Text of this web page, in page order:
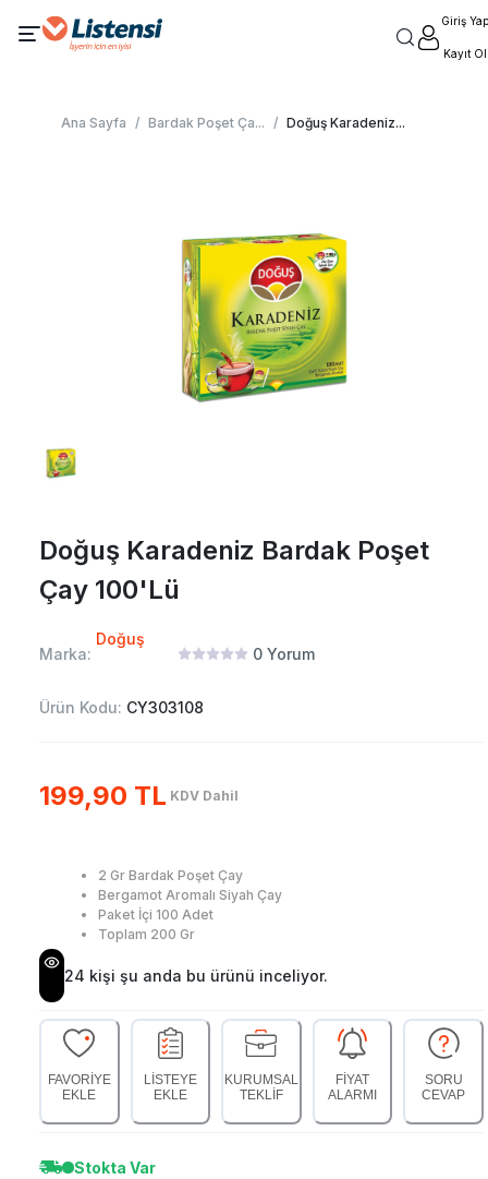
Giriş Yap
Kayıt Ol
Ana Sayfa / Bardak Poşet Ça... / Doğuş Karadeniz...
Doğuş Karadeniz Bardak Poşet
Çay 100'Lü
Marka:
Doğuş
0 Yorum
Ürün Kodu: CY303108
199,90 TL KDV Dahil
2 Gr Bardak Poşet Çay
Bergamot Aromalı Siyah Çay
Paket İçi 100 Adet
Toplam 200 Gr
24 kişi şu anda bu ürünü inceliyor.
FAVORİYE
EKLE
LİSTEYE
EKLE
KURUMSAL
TEKLİF
FİYAT
ALARMI
SORU
CEVAP
Stokta Var